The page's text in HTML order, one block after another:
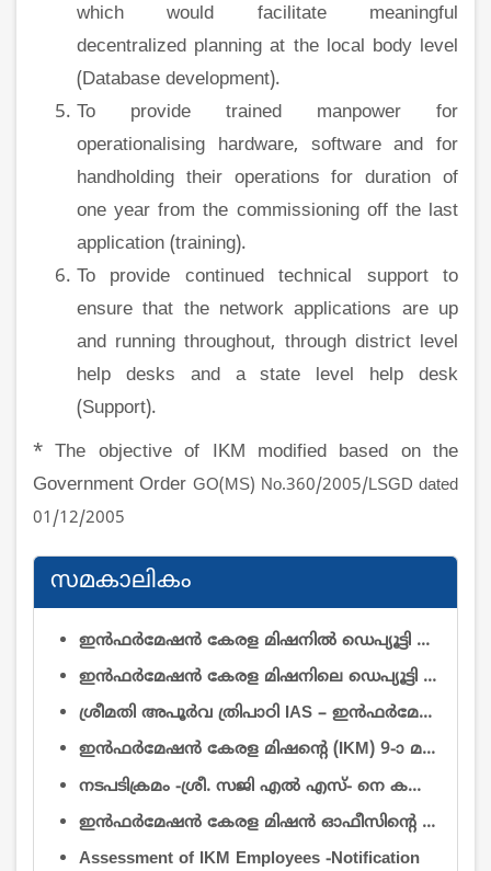
which would facilitate meaningful
decentralized planning at the local body level
(Database development).
To provide trained manpower for
operationalising hardware, software and for
handholding their operations for duration of
one year from the commissioning off the last
application (training).
To provide continued technical support to
ensure that the network applications are up
and running throughout, through district level
help desks and a state level help desk
(Support).
* The objective of IKM modified based on the
Government Order GO(MS) No.360/2005/LSGD dated
01/12/2005
സമകാലികം
ഇൻഫർമേഷൻ കേരള മിഷനിൽ ഡെപ്യൂട്ടി ഡയറക്ടർ (റിസർച്ച് & ഡെവലപ്മെന്റ്)യും ഡെപ്യൂട്ടി ഡയറക്ടർ (ഓപ്പറേഷൻ & മെയിന്റനൻസ്)യും തസ്തികകളിലെ ഒഴിവുകൾ നികത്തുന്നതിനുള്ള വിജ്ഞാപനം
ഇൻഫർമേഷൻ കേരള മിഷനിലെ ഡെപ്യൂട്ടി ഡയറക്ടർ ഡോ. കെ. പി. നൗഫലിനെ (ആർ & ഡി) സേവനത്തിൽ നിന്ന് വിടുതൽ ചെയ്യുകയും ചുമതല കൈമാറ്റം ചെയ്യുകയും ചെയ്യുന്നതു സംബന്ധിച്ച്
ശ്രീമതി അപൂർവ ത്രിപാഠി IAS – ഇൻഫർമേഷൻ കേരള മിഷൻ എക്സിക്യൂട്ടീവ് ഡയറക്ടറായി ചുമതലയേറ്റത് – സംബന്ധിച്ച്
ഇൻഫർമേഷൻ കേരള മിഷന്റെ (IKM) 9-ാ മത് ഗവേണിംഗ് ബോഡി യോഗത്തിൽ പങ്കെടുക്കുന്ന അംഗങ്ങൾക്ക് ബാഗ്, പെൻഡ്രൈവ് നൽകുന്നതിനായി താല്പര്യമുള്ള സ്ഥാപനങ്ങളിൽ നിന്നും മത്സരസ്വഭാവമുള്ള ക്വട്ടേഷനുകൾ ക്ഷണിച്ചുകൊള്ളുന്നു.
നടപടിക്രമം -ശ്രീ. സജി എൽ എസ്- നെ കൺട്രോളർ ഓഫ് അഡ്മിനിസ്ട്രേഷൻ തസ്തികയിൽ അന്യത്ര സേവനാടിസ്ഥാനത്തിൽ - ജോലിയിൽ പ്രവേശിപ്പിച്ച് ഉത്തരവ്
ഇന്‍ഫര്‍മേഷന്‍ കേരള മിഷന്‍ ഓഫീസിൻ്റെ ആവശ്യത്തിന് 2026 ആഗസ്റ്റ് 1 മുതല്‍ കരാര്‍ അടിസ്ഥാനത്തില്‍ 2 കാറുകൾ ഓടുന്നതിന് ട്രാവല്‍ ഏജന്‍സികള്‍/വാഹന ഉടമകളില്‍ നിന്നും ക്വട്ടേഷന്‍ ക്ഷണിച്ചുകൊള്ളുന്നു
Assessment of IKM Employees -Notification